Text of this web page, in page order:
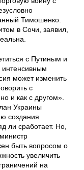
Тимошенко.
в Сочи, заявил,
с Путиным и
может изменить
с
и как с другом».
Украины
создания
ли сработает. Но,
быть вопросом о
увеличить
на